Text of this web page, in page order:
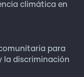
climática en
para
la discriminación